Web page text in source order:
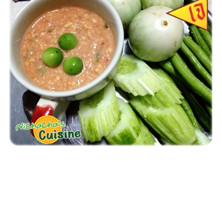
ดู
หนัง
Music
Station
ละคร
บันเทิง
เกาหลี
ไลฟ์
ไตล์